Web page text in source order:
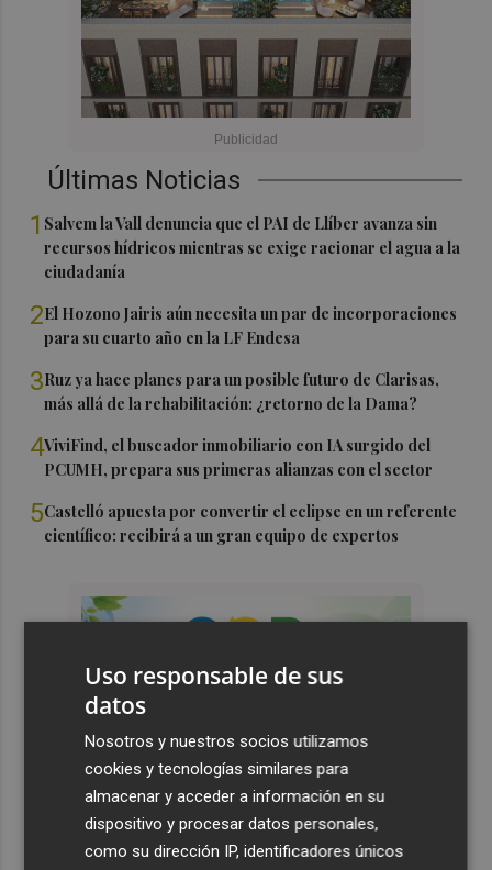
Últimas Noticias
1 Salvem la Vall denuncia que el PAI de Llíber avanza sin
recursos hídricos mientras se exige racionar el agua a la
ciudadanía
2El Hozono Jairis aún necesita un par de incorporaciones
para su cuarto año en la LF Endesa
3Ruz ya hace planes para un posible futuro de Clarisas,
más allá de la rehabilitación: ¿retorno de la Dama?
4ViviFind, el buscador inmobiliario con IA surgido del
PCUMH, prepara sus primeras alianzas con el sector
5Castelló apuesta por convertir el eclipse en un referente
científico: recibirá a un gran equipo de expertos
Uso responsable de sus
datos
Nosotros y nuestros socios utilizamos
cookies y tecnologías similares para
almacenar y acceder a información en su
dispositivo y procesar datos personales,
como su dirección IP, identificadores únicos